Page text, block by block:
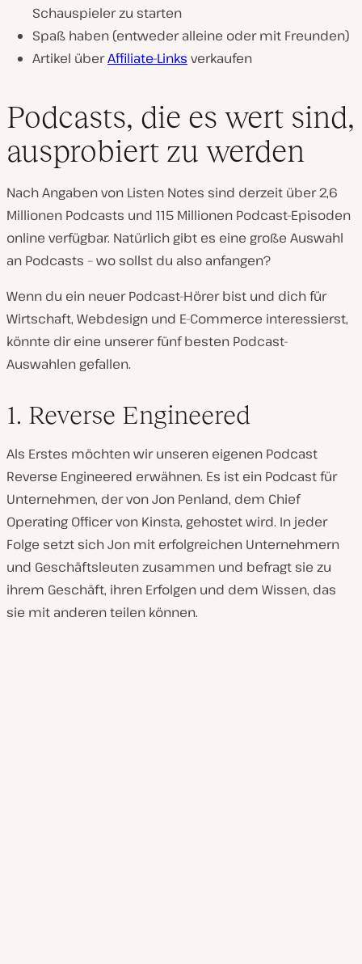
Schauspieler zu starten
Spaß haben (entweder alleine oder mit Freunden)
Artikel überAffiliate-Links verkaufen
Podcasts, die es wert sind,
ausprobiert zu werden
Nach Angaben von Listen Notes sind derzeit über 2,6
Millionen Podcasts und 115 Millionen Podcast-Episoden
online verfügbar. Natürlich gibt es eine große Auswahl
an Podcasts – wo sollst du also anfangen?
Wenn du ein neuer Podcast-Hörer bist und dich für
Wirtschaft, Webdesign und E-Commerce interessierst,
könnte dir eine unserer fünf besten Podcast-
Auswahlen gefallen.
1. Reverse Engineered
Als Erstes möchten wir unseren eigenen Podcast
Reverse Engineered erwähnen. Es ist ein Podcast für
Unternehmen, der von Jon Penland, dem Chief
Operating Officer von Kinsta, gehostet wird. In jeder
Folge setzt sich Jon mit erfolgreichen Unternehmern
und Geschäftsleuten zusammen und befragt sie zu
ihrem Geschäft, ihren Erfolgen und dem Wissen, das
sie mit anderen teilen können.